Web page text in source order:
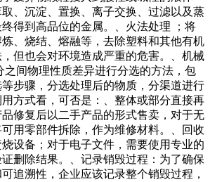
、沉淀、置换、离子交换、过滤以及蒸
得到高品位的金属。、火法处理 ；将
、烧结、熔融等，去除塑料和其他有机
但也会对环境造成严重的危害。、机械
之间物理性质差异进行分选的方法，包
步骤，分选处理后的物质，分渠道进行
方式看，可否是：、整体或部分直接再
修复后以二手产品的形式售卖，对于无
用零部件拆除，作为维修材料。、回收
设备；对于电子文件，需要使用专业的
删除结果。、记录销毁过程：为了确保
追溯性，企业应该记录整个销毁过程，